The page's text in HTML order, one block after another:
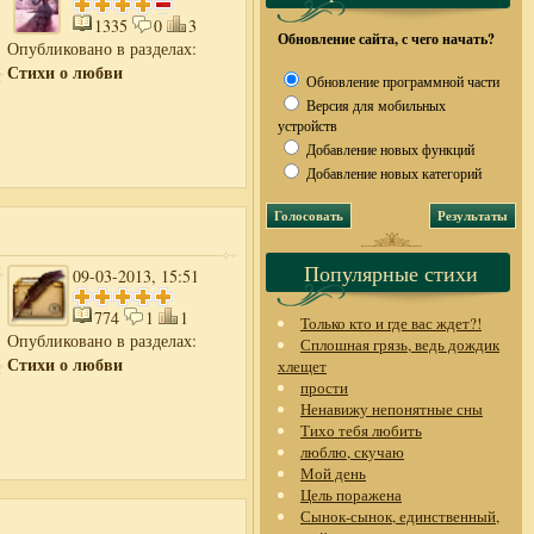
1335
0
3
Опубликовано в разделах:
Стихи о любви
09-03-2013, 15:51
774
1
1
Опубликовано в разделах:
Стихи о любви
Обновление сайта, с чего начать?
Обновление программной части
Версия для мобильных
устройств
Добавление новых функций
Добавление новых категорий
Популярные стихи
Только кто и где вас ждет?!
Сплошная грязь, ведь дождик
хлещет
прости
Ненавижу непонятные сны
Тихо тебя любить
люблю, скучаю
Мой день
Цель поражена
Сынок-сынок, единственный,